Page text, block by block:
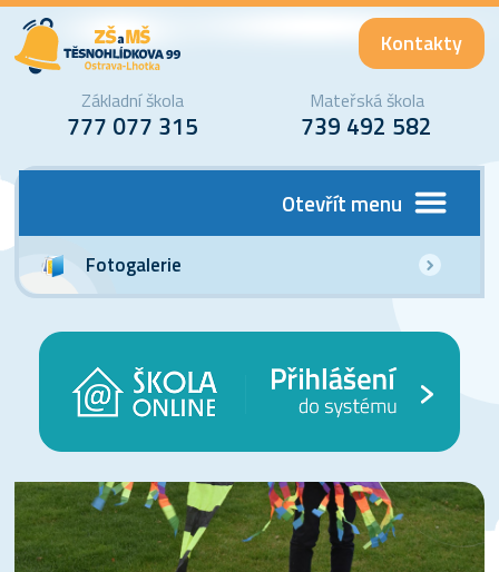
Kontakty
Základní škola
777 077 315
Mateřská škola
739 492 582
Otevřít menu
Fotogalerie